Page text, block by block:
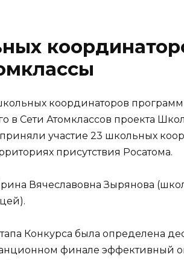
координаторов
в Сети Атомклассов проекта
участие 23 школьных
присутствия Росатома.
Вячеславовна Зырянова
Конкурса была определена
финале эффективный